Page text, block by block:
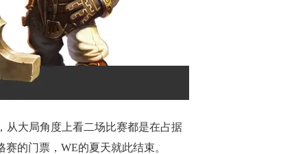
从大局角度上看二场比赛都是在占据
的门票，WE的夏天就此结束。